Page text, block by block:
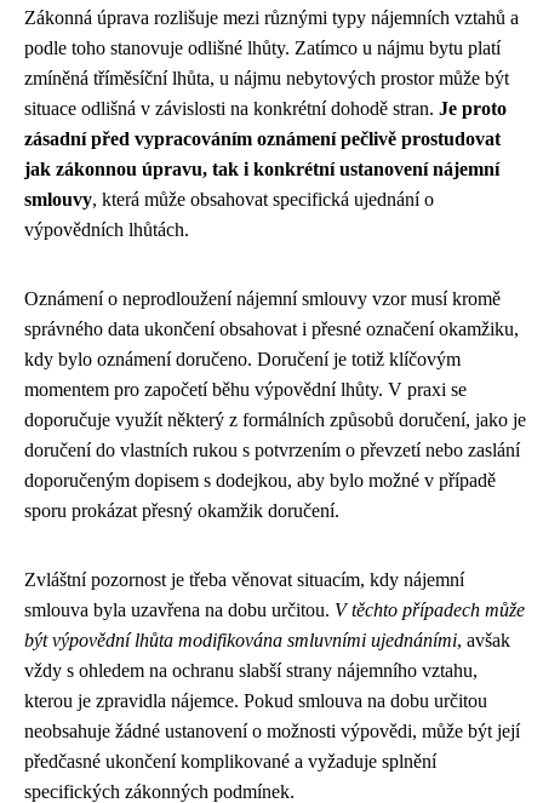
Zákonná úprava rozlišuje mezi různými typy nájemních vztahů a
podle toho stanovuje odlišné lhůty. Zatímco u nájmu bytu platí
zmíněná tříměsíční lhůta, u nájmu nebytových prostor může být
situace odlišná v závislosti na konkrétní dohodě stran. Je proto
zásadní před vypracováním oznámení pečlivě prostudovat
jak zákonnou úpravu, tak i konkrétní ustanovení nájemní
smlouvy, která může obsahovat specifická ujednání o
výpovědních lhůtách.
Oznámení o neprodloužení nájemní smlouvy vzor musí kromě
správného data ukončení obsahovat i přesné označení okamžiku,
kdy bylo oznámení doručeno. Doručení je totiž klíčovým
momentem pro započetí běhu výpovědní lhůty. V praxi se
doporučuje využít některý z formálních způsobů doručení, jako je
doručení do vlastních rukou s potvrzením o převzetí nebo zaslání
doporučeným dopisem s dodejkou, aby bylo možné v případě
sporu prokázat přesný okamžik doručení.
Zvláštní pozornost je třeba věnovat situacím, kdy nájemní
smlouva byla uzavřena na dobu určitou. V těchto případech může
být výpovědní lhůta modifikována smluvními ujednáními, avšak
vždy s ohledem na ochranu slabší strany nájemního vztahu,
kterou je zpravidla nájemce. Pokud smlouva na dobu určitou
neobsahuje žádné ustanovení o možnosti výpovědi, může být její
předčasné ukončení komplikované a vyžaduje splnění
specifických zákonných podmínek.